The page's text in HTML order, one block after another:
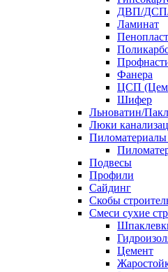
ДВП/
Ламинат
Фанера
ЦСП
Шифер
Льноватин/
Люки
Пиломатериалы
Подвесы
Профили
Сайдинг
Скобы
Смеси сухие
Цемент